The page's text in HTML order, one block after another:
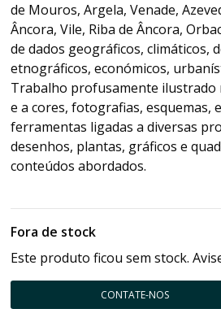
de Mouros, Argela, Venade,
Âncora, Vile, Riba de Âncora,
de dados geográficos, climáticos,
etnográficos, económicos,
Trabalho profusamente
e a cores, fotografias, esquemas,
ferramentas ligadas a diversas
desenhos, plantas, gráficos e
conteúdos abordados.
Fora de stock
Este produto ficou sem stock.
CONTATE-NOS